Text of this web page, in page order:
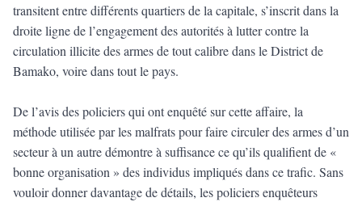
transitent entre différents quartiers de la capitale, s’inscrit dans la
droite ligne de l’engagement des autorités à lutter contre la
circulation illicite des armes de tout calibre dans le District de
Bamako, voire dans tout le pays.
De l’avis des policiers qui ont enquêté sur cette affaire, la
méthode utilisée par les malfrats pour faire circuler des armes d’un
secteur à un autre démontre à suffisance ce qu’ils qualifient de «
bonne organisation » des individus impliqués dans ce trafic. Sans
vouloir donner davantage de détails, les policiers enquêteurs